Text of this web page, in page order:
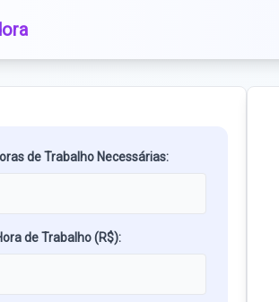
de Trabalho Necessárias:
de Trabalho (R$):